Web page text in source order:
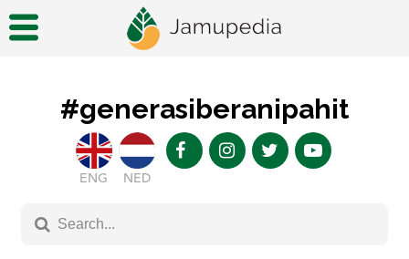
#generasiberanipahit
ENG NED